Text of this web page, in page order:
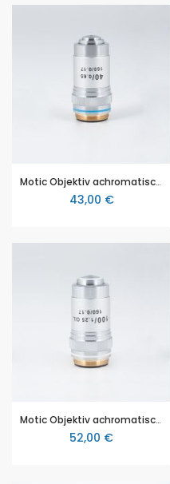
Motic Objektiv achromatisch 40X/0.65 (Motic SFC-100, F-11, Kolleg-SH)
43,00 €
Motic Objektiv achromatisch 100X/1.25/S Öl (Motic SFC-100, F-11, Kolleg-SH)
52,00 €